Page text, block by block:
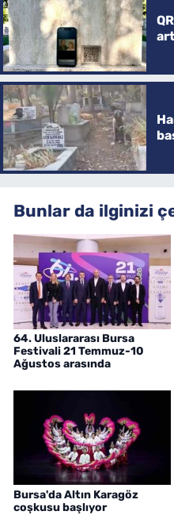
Bunlar da ilginizi
64. Uluslararası Bursa
Festivali 21 Temmuz-10
Ağustos arasında
Bursa'da Altın Karagöz
coşkusu başlıyor